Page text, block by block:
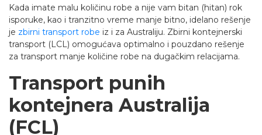
Kada imate malu količinu robe a nije vam bitan (hitan) rok
isporuke, kao i tranzitno vreme manje bitno, idelano rešenje
je zbirni transport robe iz i za Australiju. Zbirni kontejnerski
transport (LCL) omogućava optimalno i pouzdano rešenje
za transport manje količine robe na dugačkim relacijama.
Transport punih
kontejnera Australija
(FCL)